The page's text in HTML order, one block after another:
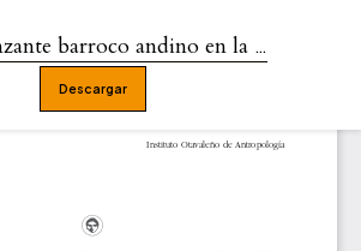
a los detalles del artículo
en la Real Audiencia de Quito. Aproximaciones históricas, sociológicas y antropológicas
Descargar